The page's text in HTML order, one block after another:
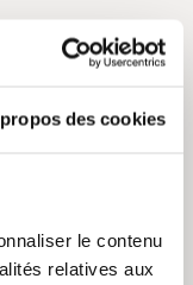
des cookies
le contenu
relatives aux